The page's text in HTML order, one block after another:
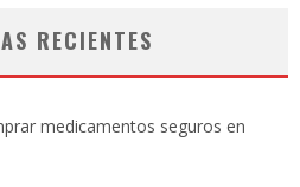
RECIENTES
medicamentos seguros en